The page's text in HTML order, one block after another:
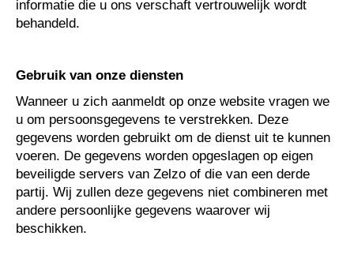
informatie die u ons verschaft vertrouwelijk wordt
behandeld.
Gebruik van onze diensten
Wanneer u zich aanmeldt op onze website vragen we
u om persoonsgegevens te verstrekken. Deze
gegevens worden gebruikt om de dienst uit te kunnen
voeren. De gegevens worden opgeslagen op eigen
beveiligde servers van Zelzo of die van een derde
partij. Wij zullen deze gegevens niet combineren met
andere persoonlijke gegevens waarover wij
beschikken.